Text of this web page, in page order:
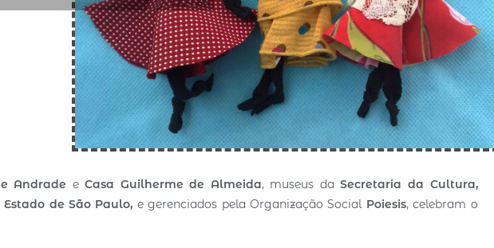
Andrade eCasa Guilherme de Almeida, museus daSecretaria da Cultura,
de São Paulo, e gerenciados pela Organização Social Poiesis, celebram o